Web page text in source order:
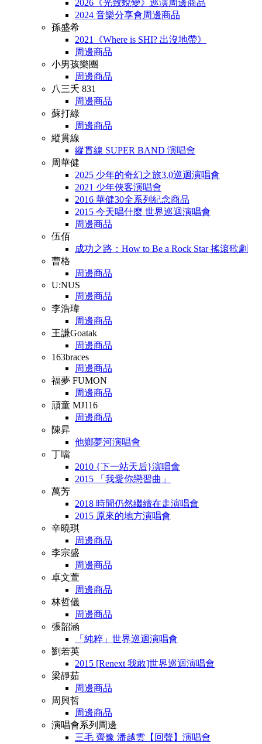
2026《光致蛻變》巡演周邊商品
2024 音樂分享會周邊商品
孫盛希
2021《Where is SHI? 出沒地帶》
周邊商品
小男孩樂團
周邊商品
八三夭 831
周邊商品
蘇打綠
周邊商品
縱貫線
縱貫線 SUPER BAND 演唱會
周華健
2025 少年的奇幻之旅3.0巡迴演唱會
2021 少年俠客演唱會
2016 華健30全系列紀念商品
2015 今天唱什麼 世界巡迴演唱會
周邊商品
伍佰
成功之路：How to Be a Rock Star 搖滾歌劇
曹格
周邊商品
U:NUS
周邊商品
李浩瑋
周邊商品
王謙Goatak
周邊商品
163braces
周邊商品
福夢 FUMON
周邊商品
頑童 MJ116
周邊商品
陳昇
他鄉夢河演唱會
丁噹
2010 {下一站天后}演唱會
2015 「我愛你戀習曲」
萬芳
2018 時間仍然繼續在走演唱會
2015 原來的地方演唱會
辛曉琪
周邊商品
李宗盛
周邊商品
卓文萱
周邊商品
林哲儀
周邊商品
張韶涵
「純粹」世界巡迴演唱會
劉若英
2015 [Renext 我敢]世界巡迴演唱會
梁靜茹
周邊商品
周興哲
周邊商品
演唱會系列周邊
三毛 齊豫 潘越雲【回聲】演唱會